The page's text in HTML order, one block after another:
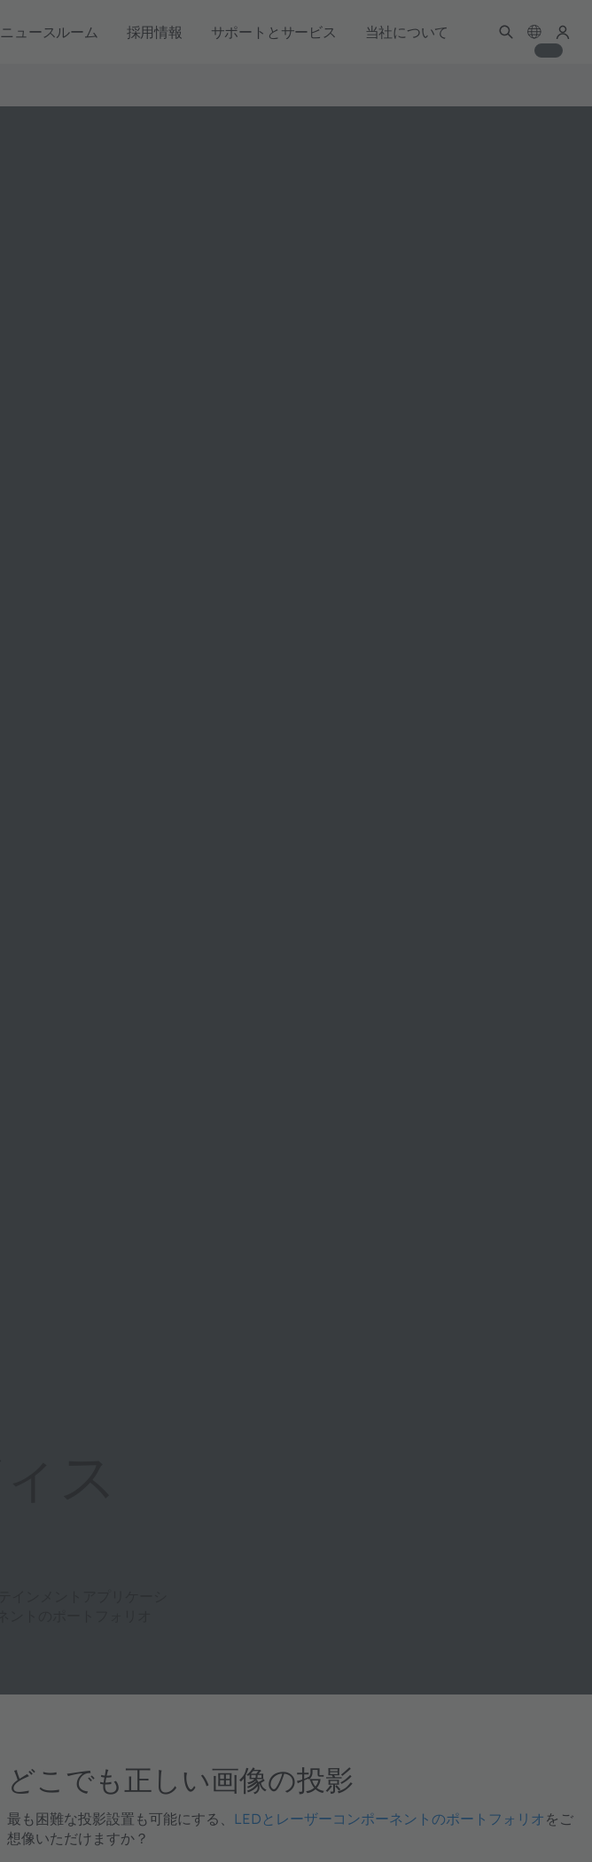
ニュースルーム 採用情報 サポートとサービス 当社について
どこでも正しい画像の投影
最も困難な投影設置も可能にする、 LEDとレーザーコンポーネントのポートフォリオ をご
想像いただけますか？